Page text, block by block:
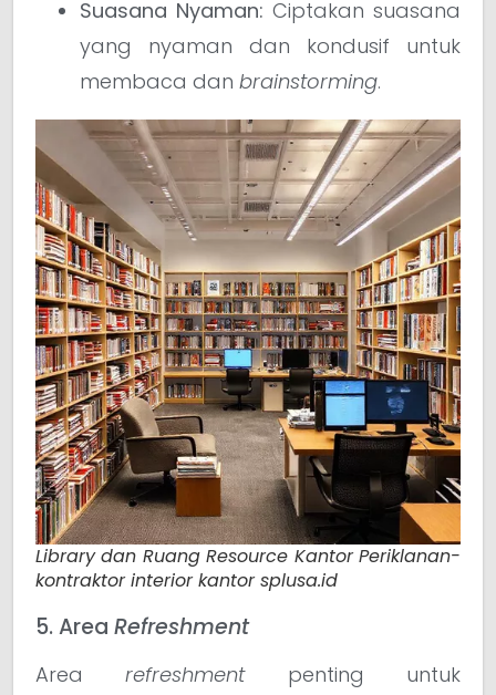
Suasana Nyaman: Ciptakan suasana
yang nyaman dan kondusif untuk
membaca dan brainstorming.
Library dan Ruang Resource Kantor Periklanan-
kontraktor interior kantor splusa.id
5. Area Refreshment
Arearefreshmentpenting untuk